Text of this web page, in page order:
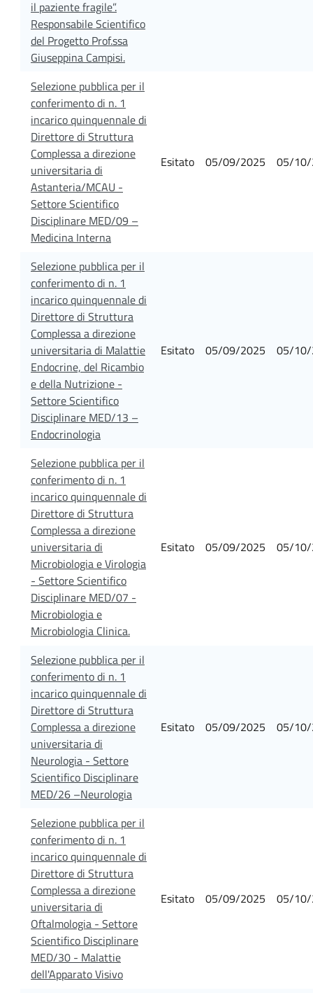
il paziente fragile”.
Responsabile Scientifico
del Progetto Prof.ssa
Giuseppina Campisi.
Selezione pubblica per il
conferimento di n. 1
incarico quinquennale di
Direttore di Struttura
Complessa a direzione
universitaria di
Astanteria/MCAU -
Settore Scientifico
Disciplinare MED/09 –
Medicina Interna
Esitato 05/09/2025 05/
Selezione pubblica per il
conferimento di n. 1
incarico quinquennale di
Direttore di Struttura
Complessa a direzione
universitaria di Malattie
Endocrine, del Ricambio
e della Nutrizione -
Settore Scientifico
Disciplinare MED/13 –
Endocrinologia
Esitato 05/09/2025 05/
Selezione pubblica per il
conferimento di n. 1
incarico quinquennale di
Direttore di Struttura
Complessa a direzione
universitaria di
Microbiologia e Virologia
- Settore Scientifico
Disciplinare MED/07 -
Microbiologia e
Microbiologia Clinica.
Esitato 05/09/2025 05/
Selezione pubblica per il
conferimento di n. 1
incarico quinquennale di
Direttore di Struttura
Complessa a direzione
universitaria di
Neurologia - Settore
Scientifico Disciplinare
MED/26 –Neurologia
Esitato 05/09/2025 05/
Selezione pubblica per il
conferimento di n. 1
incarico quinquennale di
Direttore di Struttura
Complessa a direzione
universitaria di
Oftalmologia - Settore
Scientifico Disciplinare
MED/30 - Malattie
dell'Apparato Visivo
Esitato 05/09/2025 05/